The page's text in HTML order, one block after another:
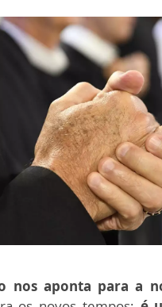
nos aponta para a